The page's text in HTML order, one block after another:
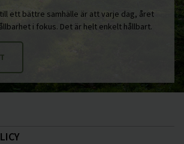
ett bättre samhälle är att varje dag, året
i fokus. Det är helt enkelt hållbart.